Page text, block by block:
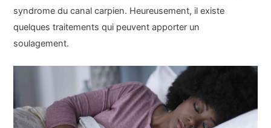
syndrome du canal carpien. Heureusement, il existe
quelques traitements qui peuvent apporter un
soulagement.